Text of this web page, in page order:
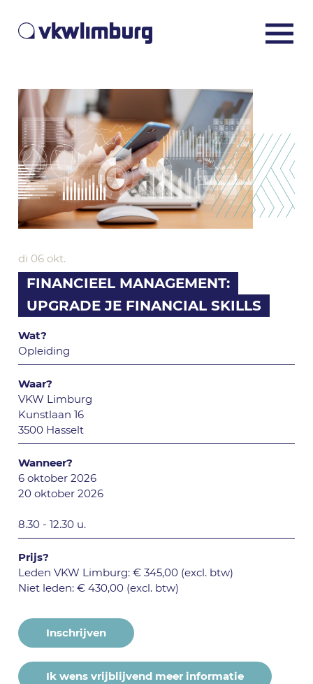
di 06 okt.
FINANCIEEL MANAGEMENT:
UPGRADE JE FINANCIAL SKILLS
Wat?
Opleiding
Waar?
VKW Limburg
Kunstlaan 16
3500 Hasselt
Wanneer?
6 oktober 2026
20 oktober 2026
8.30 - 12.30 u.
Prijs?
Leden VKW Limburg: € 345,00 (excl. btw)
Niet leden: € 430,00 (excl. btw)
Inschrijven
Ik wens vrijblijvend meer informatie